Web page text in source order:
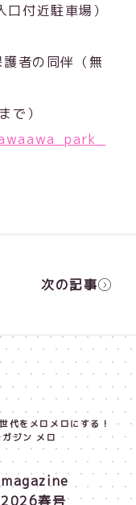
付近駐車場）
者の同伴（無
で）
次の記事
代をメロメロにする！
ジン メロ
春号